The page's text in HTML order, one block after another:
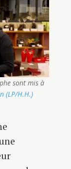
sont mis à
(LP/H.H.)